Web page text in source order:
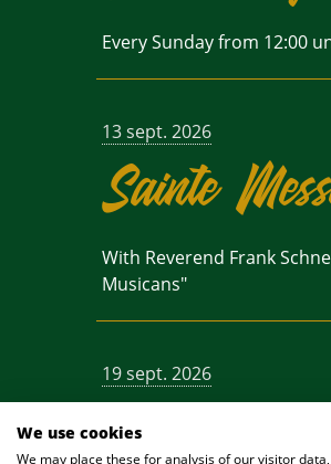
Every Sunday from 12:00
13 sept. 2026
Sainte
With Reverend Frank
Musicans"
19 sept. 2026
We use cookies
We may place these for analysis of our visitor